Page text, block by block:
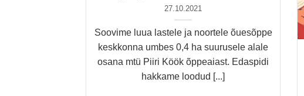
27.10.2021
Soovime luua lastele ja noortele õuesõppe
keskkonna umbes 0,4 ha suurusele alale
osana mtü Piiri Köök õppeaiast. Edaspidi
hakkame loodud [...]